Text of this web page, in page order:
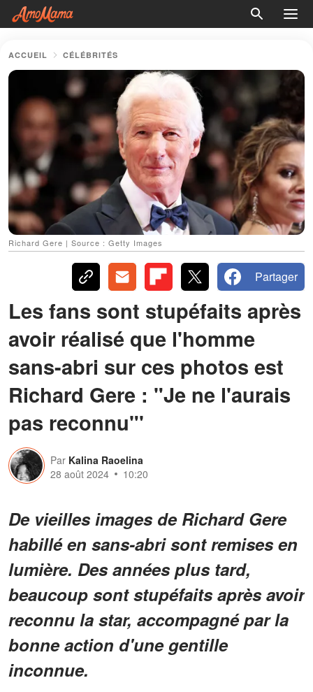
ACCUEIL CÉLÉBRITÉS
Richard Gere | Source : Getty Images
Partager
Les fans sont stupéfaits après
avoir réalisé que l'homme
sans-abri sur ces photos est
Richard Gere : "Je ne l'aurais
pas reconnu"'
Par Kalina Raoelina
28 août 2024
10:20
De vieilles images de Richard Gere
habillé en sans-abri sont remises en
lumière. Des années plus tard,
beaucoup sont stupéfaits après avoir
reconnu la star, accompagné par la
bonne action d'une gentille
inconnue.